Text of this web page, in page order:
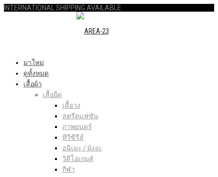
INTERNATIONAL SHIPPING AVAILABLE
มาใหม่
ดูทั้งหมด
เสื้อผ้า
เสื้อยืด
เสื้อวง
สตรีตแฟชัน
ภาพยนตร์
ทีวีซีรีส์
อนิเมะ / มังงะ
วิดีโอเกมส์
กีฬา